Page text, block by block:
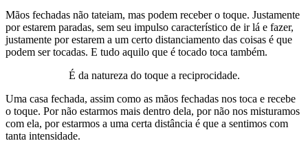
Mãos fechadas não tateiam, mas podem receber o toque. Justamente
por estarem paradas, sem seu impulso característico de ir lá e fazer,
justamente por estarem a um certo distanciamento das coisas é que
podem ser tocadas. E tudo aquilo que é tocado toca também.
É da natureza do toque a reciprocidade.
Uma casa fechada, assim como as mãos fechadas nos toca e recebe
o toque. Por não estarmos mais dentro dela, por não nos misturamos
com ela, por estarmos a uma certa distância é que a sentimos com
tanta intensidade.